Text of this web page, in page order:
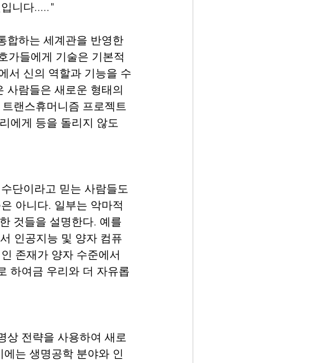
니다....."
합하는 세계관을 반영한
가들에게 기술은 기본적
서 신의 역할과 기능을 수
사람들은 새로운 형태의
랜스휴머니즘 프로젝트
에게 등을 돌리지 않도
단이라고 믿는 사람들도
아니다. 일부는 악마적
것들을 설명한다. 예를
인공지능 및 양자 컴퓨
존재가 양자 수준에서
하여금 우리와 더 자유롭
상 전략을 사용하여 새로
는 생명공학 분야와 인